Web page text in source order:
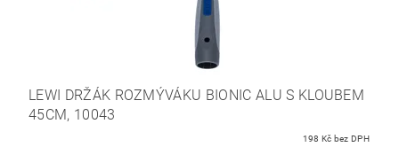
LEWI DRŽÁK ROZMÝVÁKU BIONIC ALU S KLOUBEM
45CM, 10043
198 Kč bez DPH